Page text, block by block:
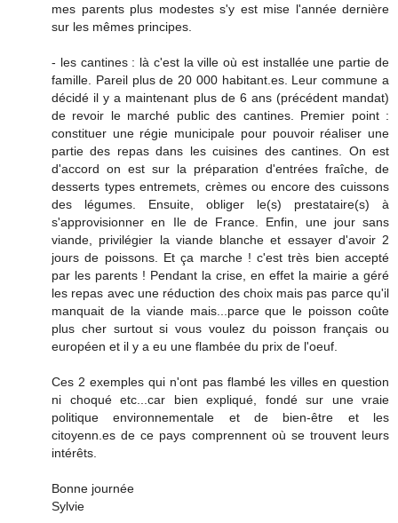
mes parents plus modestes s'y est mise l'année dernière
sur les mêmes principes.
- les cantines : là c'est la ville où est installée une partie de
famille. Pareil plus de 20 000 habitant.es. Leur commune a
décidé il y a maintenant plus de 6 ans (précédent mandat)
de revoir le marché public des cantines. Premier point :
constituer une régie municipale pour pouvoir réaliser une
partie des repas dans les cuisines des cantines. On est
d'accord on est sur la préparation d'entrées fraîche, de
desserts types entremets, crèmes ou encore des cuissons
des légumes. Ensuite, obliger le(s) prestataire(s) à
s'approvisionner en Ile de France. Enfin, une jour sans
viande, privilégier la viande blanche et essayer d'avoir 2
jours de poissons. Et ça marche ! c'est très bien accepté
par les parents ! Pendant la crise, en effet la mairie a géré
les repas avec une réduction des choix mais pas parce qu'il
manquait de la viande mais...parce que le poisson coûte
plus cher surtout si vous voulez du poisson français ou
européen et il y a eu une flambée du prix de l'oeuf.
Ces 2 exemples qui n'ont pas flambé les villes en question
ni choqué etc...car bien expliqué, fondé sur une vraie
politique environnementale et de bien-être et les
citoyenn.es de ce pays comprennent où se trouvent leurs
intérêts.
Bonne journée
Sylvie